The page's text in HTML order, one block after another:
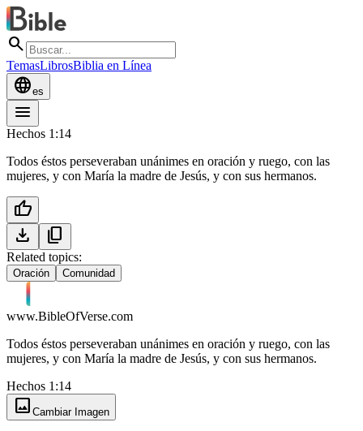
search
TemasLibrosBiblia en Línea
languagees
menu
Hechos 1:14
Todos éstos perseveraban unánimes en oración y ruego, con las
mujeres, y con María la madre de Jesús, y con sus hermanos.
thumb_up
download
content_copy
Related topics:
Oración Comunidad
www.BibleOfVerse.com
Todos éstos perseveraban unánimes en oración y ruego, con las
mujeres, y con María la madre de Jesús, y con sus hermanos.
Hechos 1:14
image Cambiar Imagen